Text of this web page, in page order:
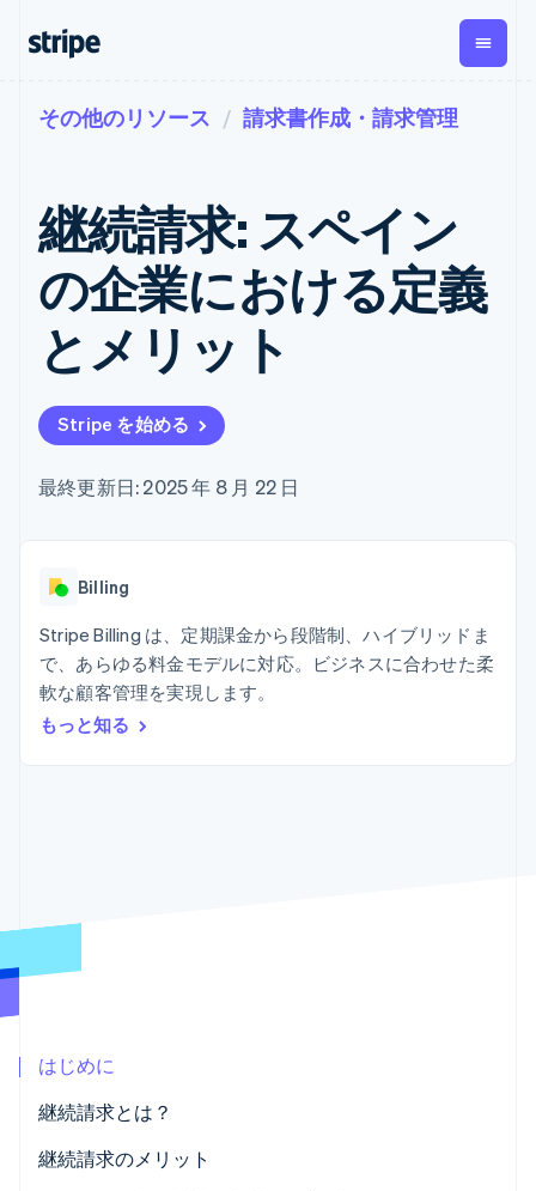
支払い
オンライン決
済
Managed
Payments
マーチャント
オブレコード
ソリューショ
ン
Payment links
不要の決済ペ
ージ
Checkout
構築済み決済
UI
Elements
ポーネント
125 以上の決
可能
Terminal
対面支払い
Authorization
Boost
決済成功率の
最適化
Link
収益
経常収益
Metronome
従量課金
サブスクリ
プション
サブスクリ
プションの
1 回限りまた
は継続
VAT の自動
Recognition
Stripe
Sigma
カスタムレ
ポート
データの同
資金管
Global
Payouts
第三者
への入
金
Product roadmap
スタートアップの企業設立
Climate
カーボンリムーバル
Identity
企業規模別
ユースケース別
エージェンティックコマ
ース
E コマース / ECサイト
埋込型金融
請求・財務関連
グローバルビジネス
マーケットプレイス
業種別
AI 企業
ホスピタリティ、旅行、
ドキュメント
ライブラリと SDK
Stripe Apps
ガイド
オンライン決済を受け付
け
構築済みの決済を実装
プラットフォームまたは
築する
ビスのプロビジョニング
と管理
学ぶ
ガイド
サポート
サポートに問い合わせる
管理サポートプラン
プロフェッショナルサー
ビス
採用情報
ニュースルーム
Stripe Press
お問い合わせ
その他のリソース 請求書作成・請求管理
継続請求: スペイン
の企業における定義
とメリット
Stripe を始める
最終更新日: 2025 年 8 月 22 日
Billing
Stripe Billing は、定期課金から段階制、ハイブリッドま
で、あらゆる料金モデルに対応。ビジネスに合わせた柔
軟な顧客管理を実現します。
もっと知る
はじめに
継続請求とは？
継続請求のメリット